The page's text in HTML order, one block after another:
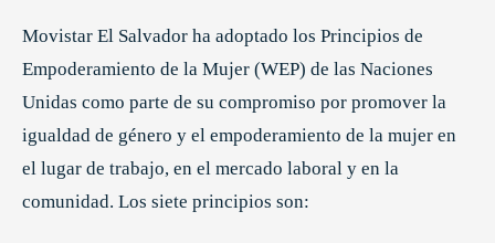
Movistar El Salvador ha adoptado los Principios de
Empoderamiento de la Mujer (WEP) de las Naciones
Unidas como parte de su compromiso por promover la
igualdad de género y el empoderamiento de la mujer en
el lugar de trabajo, en el mercado laboral y en la
comunidad. Los siete principios son: